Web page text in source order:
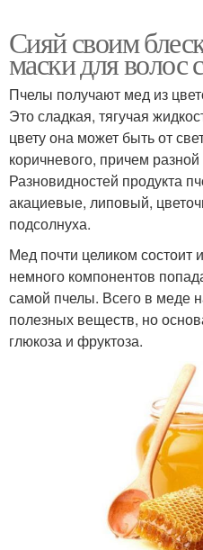
Сияй своим
маски для волос
Пчелы получают мед из
Это сладкая, тягучая
цвету она может быть от
коричневого, причем
Разновидностей продукта
акациевые, липовый,
подсолнуха.
Мед почти целиком состоит
немного компонентов
самой пчелы. Всего в меде
полезных веществ, но
глюкоза и фруктоза.